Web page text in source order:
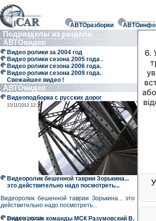
АВТОразборки АВТОинфо
Подразделы из раздела:
АВТОвидео
Видео ролики за 2004 год
Видео ролики сезона 2005 года .
Видео ролики сезона 2006 года.
Видео ролики сезона 2009 года.
Свежайшее видео !
АВТОвидео
Видеоподборка с русских дорог
15/11/2012 12:25
15/11/2012 12:25
Видеоролик бешенной таврии Зорькина...
это действительно надо посмотреть...
Видеоролик бешенной таврии Зорькина... это
действительно надо посмотреть...
19/01/2011 09:23
19/01/2011 09:23
Видео ролик команды МСК Разумовский В.